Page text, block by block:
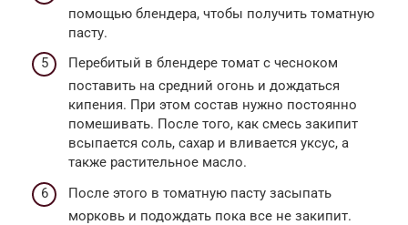
помощью блендера, чтобы получить томатную
пасту.
Перебитый в блендере томат с чесноком
поставить на средний огонь и дождаться
кипения. При этом состав нужно постоянно
помешивать. После того, как смесь закипит
всыпается соль, сахар и вливается уксус, а
также растительное масло.
После этого в томатную пасту засыпать
морковь и подождать пока все не закипит.